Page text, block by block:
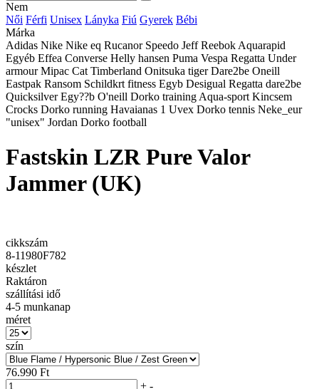
Nem
Női Férfi Unisex Lányka Fiú Gyerek Bébi
Márka
Adidas Nike Nike eq Rucanor Speedo Jeff Reebok Aquarapid
Egyéb Effea Converse Helly hansen Puma Vespa Regatta Under
armour Mipac Cat Timberland Onitsuka tiger Dare2be Oneill
Eastpak Ransom Schildkrt fitness Egyb Desigual Regatta dare2be
Quicksilver Egy??b O'neill Dorko training Aqua-sport Kincsem
Crocks Dorko running Havaianas 1 Uvex Dorko tennis Neke_eur
"unisex" Jordan Dorko football
Fastskin LZR Pure Valor
Jammer (UK)
cikkszám
8-11980F782
készlet
Raktáron
szállítási idő
4-5 munkanap
méret
szín
76.990 Ft
+ -